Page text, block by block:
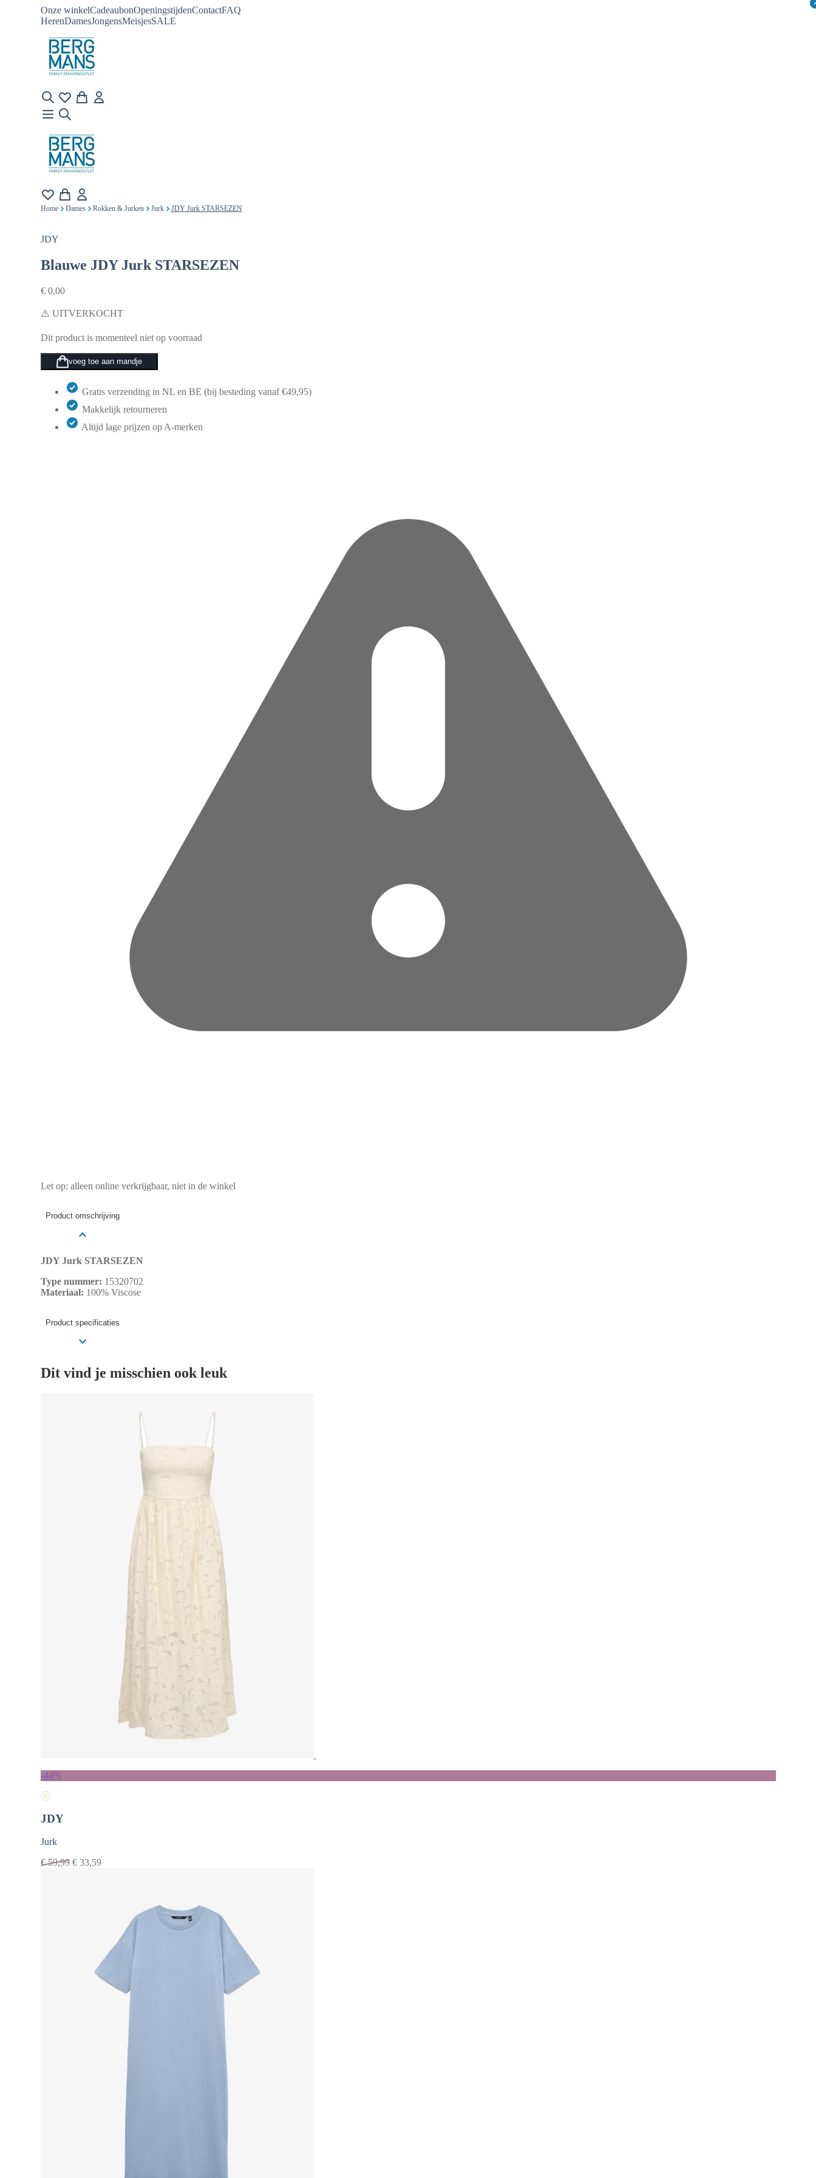
Onze winkelCadeaubonOpeningstijdenContactFAQ
HerenDamesJongensMeisjesSALE
Home Dames Rokken & Jurken Jurk JDY Jurk STARSEZEN
JDY
Blauwe JDY Jurk STARSEZEN
€0,00
⚠️ UITVERKOCHT
Dit product is momenteel niet op voorraad
voeg toe aan mandje
Gratis verzending in NL en BE (bij besteding vanaf €49,95)
Makkelijk retourneren
Altijd lage prijzen op A-merken
Let op: alleen online verkrijgbaar, niet in de winkel
Product omschrijving
JDY Jurk STARSEZEN
Type nummer: 15320702
Materiaal: 100% Viscose
Product specificaties
Dit vind je misschien ook leuk
-44%
JDY
Jurk
€59,99 €33,59